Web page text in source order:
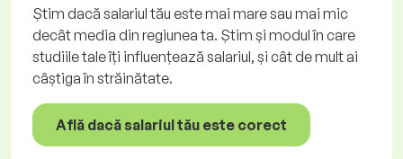
Știm dacă salariul tău este mai mare sau mai mic
decât media din regiunea ta. Știm și modul în care
studiile tale îți influențează salariul, și cât de mult ai
câștiga în străinătate.
Află dacă salariul tău este corect